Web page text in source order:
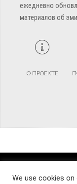
ежедневно
материалов об
О ПРОЕКТЕ
TERMS AND
We use cookies